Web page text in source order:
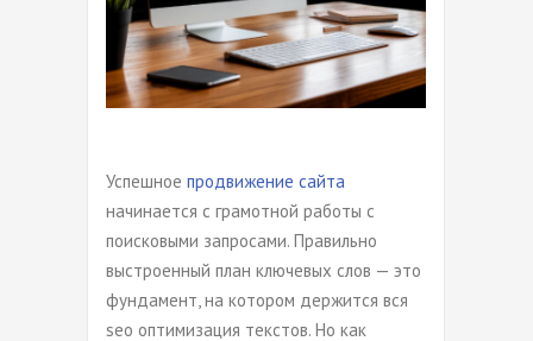
Успешное продвижение сайта
начинается с грамотной работы с
поисковыми запросами. Правильно
выстроенный план ключевых слов — это
фундамент, на котором держится вся
seo оптимизация текстов. Но как